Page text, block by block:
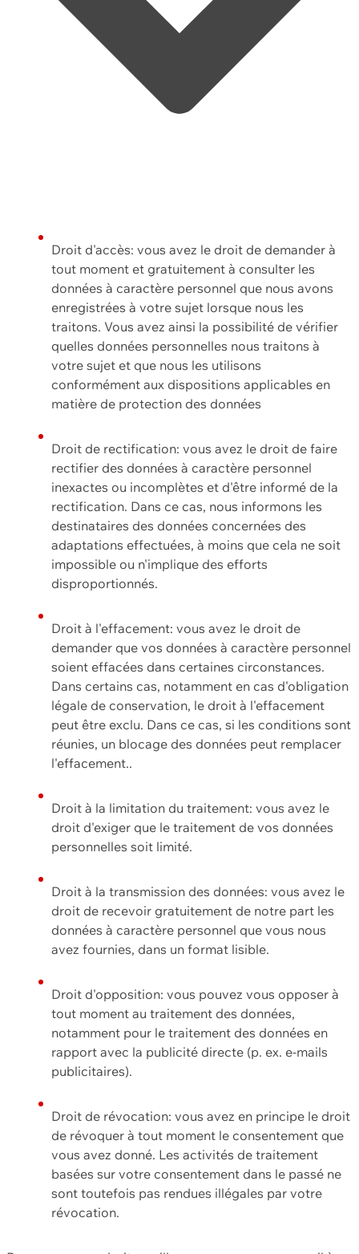
Droit d'accès: vous avez le droit de demander à
tout moment et gratuitement à consulter les
données à caractère personnel que nous avons
enregistrées à votre sujet lorsque nous les
traitons. Vous avez ainsi la possibilité de vérifier
quelles données personnelles nous traitons à
votre sujet et que nous les utilisons
conformément aux dispositions applicables en
matière de protection des données
Droit de rectification: vous avez le droit de faire
rectifier des données à caractère personnel
inexactes ou incomplètes et d'être informé de la
rectification. Dans ce cas, nous informons les
destinataires des données concernées des
adaptations effectuées, à moins que cela ne soit
impossible ou n'implique des efforts
disproportionnés.
Droit à l'effacement: vous avez le droit de
demander que vos données à caractère personnel
soient effacées dans certaines circonstances.
Dans certains cas, notamment en cas d'obligation
légale de conservation, le droit à l'effacement
peut être exclu. Dans ce cas, si les conditions sont
réunies, un blocage des données peut remplacer
l'effacement..
Droit à la limitation du traitement: vous avez le
droit d'exiger que le traitement de vos données
personnelles soit limité.
Droit à la transmission des données: vous avez le
droit de recevoir gratuitement de notre part les
données à caractère personnel que vous nous
avez fournies, dans un format lisible.
Droit d'opposition: vous pouvez vous opposer à
tout moment au traitement des données,
notamment pour le traitement des données en
rapport avec la publicité directe (p. ex. e-mails
publicitaires).
Droit de révocation: vous avez en principe le droit
de révoquer à tout moment le consentement que
vous avez donné. Les activités de traitement
basées sur votre consentement dans le passé ne
sont toutefois pas rendues illégales par votre
révocation.